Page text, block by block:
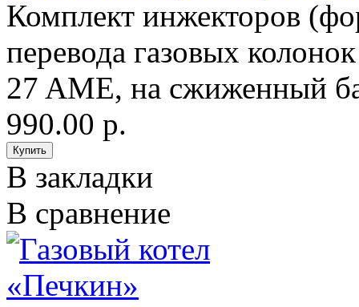
Комплект инжекторов
перевода газовых
27 AME, на сжиженный
990.00 р.
В закладки
В сравнение